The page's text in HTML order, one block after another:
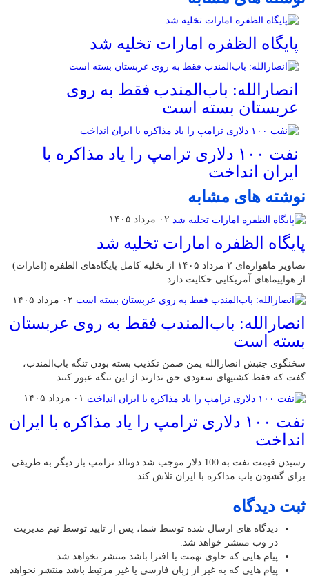
پایگاه الظفره امارات تخلیه شد
انصارالله: باب‌المندب فقط به روی
عربستان بسته است
نفت ۱۰۰ دلاری ترامپ را یاد مذاکره با
ایران انداخت
نوشته های مشابه
۰۲ مرداد ۱۴۰۵
پایگاه الظفره امارات تخلیه شد
تصاویر ماهواره‌ای ۲ مرداد ۱۴۰۵ از تخلیه کامل پایگاه‌های الظفره (امارات)
از هواپیماهای آمریکایی حکایت دارد.
۰۲ مرداد ۱۴۰۵
انصارالله: باب‌المندب فقط به روی عربستان
بسته است
سخنگوی جنبش انصارالله یمن ضمن تکذیب بسته بودن تنگه باب‌المندب،
گفت که فقط کشتیهای سعودی حق ندارند از این تنگه عبور کنند.
۰۱ مرداد ۱۴۰۵
نفت ۱۰۰ دلاری ترامپ را یاد مذاکره با ایران
انداخت
رسیدن قیمت نفت به 100 دلار موجب شد دونالد ترامپ بار دیگر به طریقی
برای گشودن باب مذاکره با ایران تلاش کند.
ثبت دیدگاه
دیدگاه های ارسال شده توسط شما، پس از تایید توسط تیم مدیریت
در وب منتشر خواهد شد.
پیام هایی که حاوی تهمت یا افترا باشد منتشر نخواهد شد.
پیام هایی که به غیر از زبان فارسی یا غیر مرتبط باشد منتشر نخواهد